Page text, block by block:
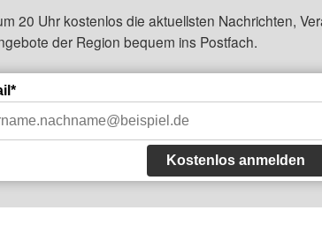
20 Uhr kostenlos die aktuellsten Nachrichten,
der Region bequem ins Postfach.
Kostenlos anmelden